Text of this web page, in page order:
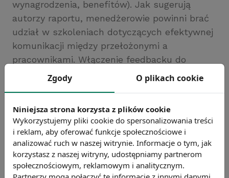
wynagrodzenia, benefitów). Jak sugerują
autorzy raportu, menedżerowie powinni brać
udział w szkoleniach dotyczących efektywnej
komunikacji między przełożonymi a
pracownikami. Włączenie feedbacku do
praktyk menedżerskich w firmie może się
Źródło: Eurofound
Chcesz wiedzieć więcej?
Zobacz więcej wiadomości
Zgody O plikach cookie
Niniejsza strona korzysta z plików cookie
Wykorzystujemy pliki cookie do spersonalizowania treści
i reklam, aby oferować funkcje społecznościowe i
analizować ruch w naszej witrynie. Informacje o tym, jak
korzystasz z naszej witryny, udostępniamy partnerom
społecznościowym, reklamowym i analitycznym.